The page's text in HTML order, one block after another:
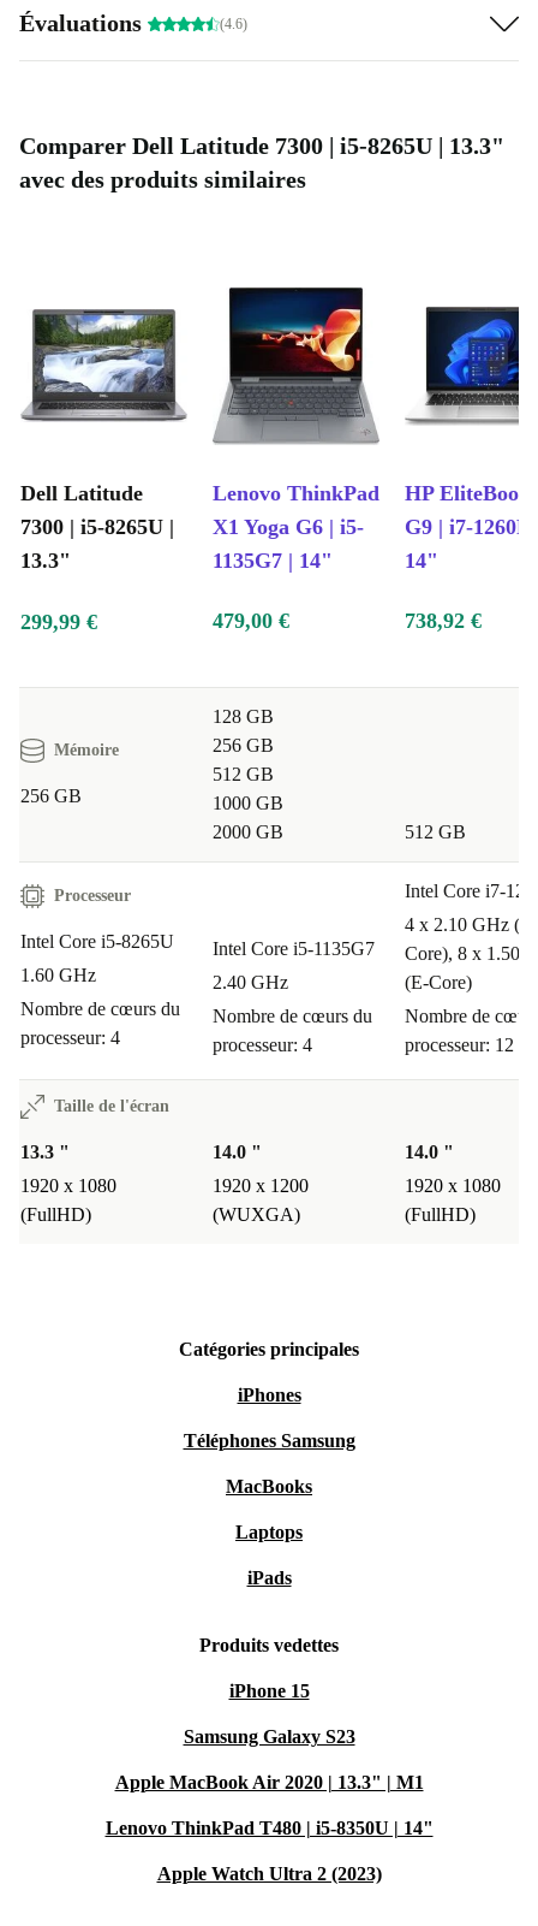
Évaluations (4.6)
Comparer Dell Latitude 7300 | i5-8265U | 13.3"
avec des produits similaires
Dell Latitude
7300 | i5-8265U |
13.3"
Lenovo ThinkPad
X1 Yoga G6 | i5-
1135G7 | 14"
HP EliteBook
G9 | i7-1260P |
14"
299,99 € 479,00 € 738,92 €
Mémoire
256 GB
128 GB
256 GB
512 GB
1000 GB
2000 GB
512 GB
Processeur
Intel Core i5-8265U
1.60 GHz
Nombre de cœurs du
processeur: 4
Intel Core i5-1135G7
2.40 GHz
Nombre de cœurs du
processeur: 4
Intel Core i7-
4 x 2.10 GHz (P-
Core), 8 x 1.50
(E-Core)
Nombre de
processeur: 12
Taille de l'écran
13.3 "
1920 x 1080
(FullHD)
14.0 "
1920 x 1200
(WUXGA)
14.0 "
1920 x 1080
(FullHD)
Catégories principales
iPhones
Téléphones Samsung
MacBooks
Laptops
iPads
Produits vedettes
iPhone 15
Samsung Galaxy S23
Apple MacBook Air 2020 | 13.3" | M1
Lenovo ThinkPad T480 | i5-8350U | 14"
Apple Watch Ultra 2 (2023)